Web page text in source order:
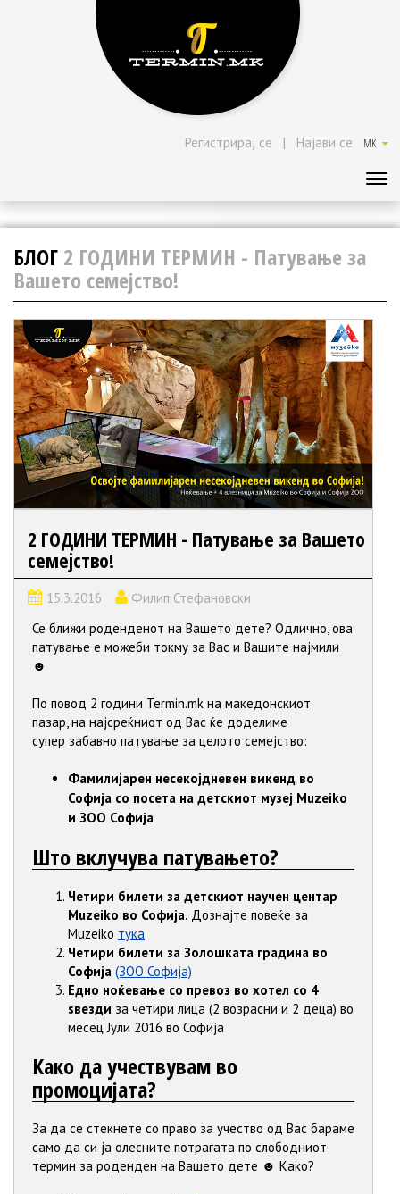
MK
Најави се
|
Регистрирај се
БЛОГ 2 ГОДИНИ ТЕРМИН - Патување за
Вашето семејство!
2 ГОДИНИ ТЕРМИН - Патување за Вашето
семејство!
15.3.2016
Филип Стефановски
Се ближи роденденот на Вашето дете? Одлично, ова
патување е можеби токму за Вас и Вашите најмили
☻
По повод 2 години Termin.mk на македонскиот
пазар, на најсреќниот од Вас ќе доделиме
супер забавно патување за целото семејство:
Фамилијарен несекојдневен викенд во
Софија со посета на детскиот музеј Muzeiko
и ЗОО Софија
Што вклучува патувањето?
Четири билети за детскиот научен центар
Muzeiko во Софија. Дознајте повеќе за
Muzeiko тука
Четири билети за Золошката градина во
Софија (ЗОО Софија)
Едно ноќевање со превоз во хотел со 4
ѕвезди за четири лица (2 возрасни и 2 деца) во
месец Јули 2016 во Софија
Како да учествувам во
промоцијата?
За да се стекнете со право за учество од Вас бараме
само да си ја олесните потрагата по слободниот
термин за роденден на Вашето дете ☻ Како?